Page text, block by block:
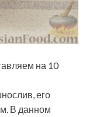
на 10
его
В данном